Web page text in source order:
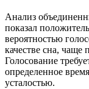
Анализ
показал
вероятностью
качестве сна, чаще
Голосование
определенное
усталостью.